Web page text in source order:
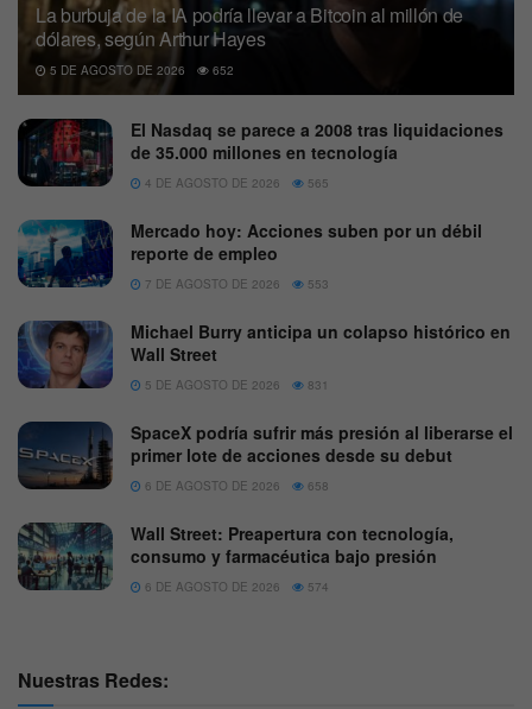
La burbuja de la IA podría llevar a Bitcoin al millón de
dólares, según Arthur Hayes
5 DE AGOSTO DE 2026 652
El Nasdaq se parece a 2008 tras liquidaciones
de 35.000 millones en tecnología
4 DE AGOSTO DE 2026 565
Mercado hoy: Acciones suben por un débil
reporte de empleo
7 DE AGOSTO DE 2026 553
Michael Burry anticipa un colapso histórico en
Wall Street
5 DE AGOSTO DE 2026 831
SpaceX podría sufrir más presión al liberarse el
primer lote de acciones desde su debut
6 DE AGOSTO DE 2026 658
Wall Street: Preapertura con tecnología,
consumo y farmacéutica bajo presión
6 DE AGOSTO DE 2026 574
Nuestras Redes: